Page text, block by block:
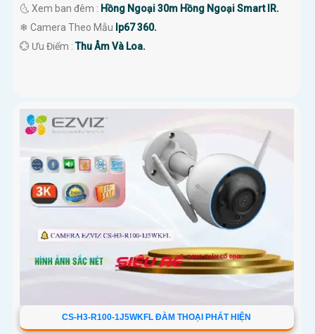
🌜 Xem ban đêm : Hồng Ngoại 30m Hồng Ngoại Smart IR.
❄ Camera Theo Mẫu Ip67 360.
️💮 Ưu Điểm :Thu Âm Và Loa.
CS-H3-R100-1J5WKFL ĐÀM THOẠI PHÁT HIỆN